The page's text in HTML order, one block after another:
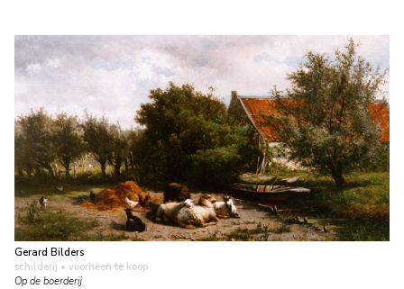
Gerard Bilders
schilderij • voorheen te koop
Op de boerderij